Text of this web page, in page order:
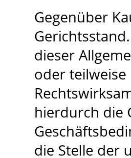
Gegenüber
dieser
oder
hierdurch die
die Stelle der